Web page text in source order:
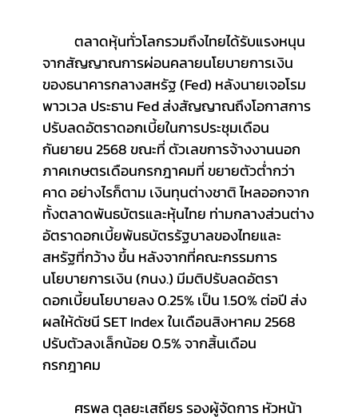
	ตลาดหุ้นทั่วโลกรวมถึงไทยได้รับแรงหนุน
จากสัญญาณการผ่อนคลายนโยบายการเงิน
ของธนาคารกลางสหรัฐ (Fed) หลังนายเจอโรม
พาวเวล ประธาน Fed ส่งสัญญาณถึงโอกาสการ
ปรับลดอัตราดอกเบี้ยในการประชุมเดือน
กันยายน 2568 ขณะที่ ตัวเลขการจ้างงานนอก
ภาคเกษตรเดือนกรกฎาคมที่ ขยายตัวต่ำกว่า
คาด อย่างไรก็ตาม เงินทุนต่างชาติ ไหลออกจาก
ทั้งตลาดพันธบัตรและหุ้นไทย ท่ามกลางส่วนต่าง
อัตราดอกเบี้ยพันธบัตรรัฐบาลของไทยและ
สหรัฐที่กว้าง ขึ้น หลังจากที่คณะกรรมการ
นโยบายการเงิน (กนง.) มีมติปรับลดอัตรา
ดอกเบี้ยนโยบายลง 0.25% เป็น 1.50% ต่อปี ส่ง
ผลให้ดัชนี SET Index ในเดือนสิงหาคม 2568
ปรับตัวลงเล็กน้อย 0.5% จากสิ้นเดือน
กรกฎาคม